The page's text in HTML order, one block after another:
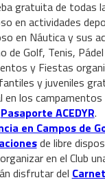
gratuita de todas
en actividades
en Náutica y sus
Golf, Tenis, Pádel
y Fiestas
y juveniles
los campamentos
Pasaporte ACEDYR.
en Campos de
de libre
en el Club
disfrutar del